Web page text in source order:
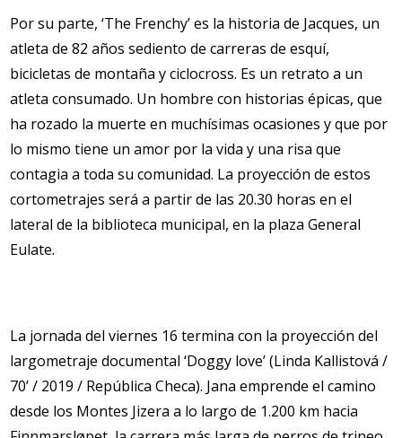
Por su parte, ‘The Frenchy’ es la historia de Jacques, un
atleta de 82 años sediento de carreras de esquí,
bicicletas de montaña y ciclocross. Es un retrato a un
atleta consumado. Un hombre con historias épicas, que
ha rozado la muerte en muchísimas ocasiones y que por
lo mismo tiene un amor por la vida y una risa que
contagia a toda su comunidad. La proyección de estos
cortometrajes será a partir de las 20.30 horas en el
lateral de la biblioteca municipal, en la plaza General
Eulate.
La jornada del viernes 16 termina con la proyección del
largometraje documental ‘Doggy love’ (Linda Kallistová /
70’ / 2019 / República Checa). Jana emprende el camino
desde los Montes Jizera a lo largo de 1.200 km hacia